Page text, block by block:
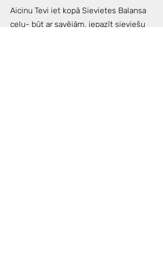
Aicinu Tevi iet kopā Sievietes Balansa
ceļu- būt ar savējām, iepazīt sieviešu